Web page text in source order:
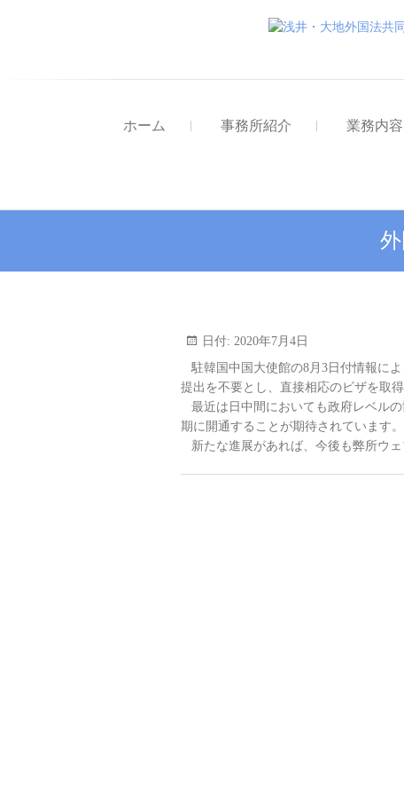
ホーム 事務所紹介 業務内容
日付: 2020年7月4日
駐韓国中国大使館の8月3日付情報に
提出を不要とし、直接相応のビザを取
最近は日中間においても政府レベル
期に開通することが期待されています。
新たな進展があれば、今後も弊所ウェ